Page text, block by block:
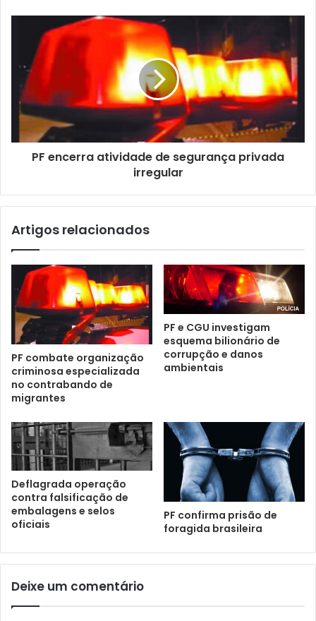
PF encerra atividade de segurança privada
irregular
Artigos relacionados
PF combate organização
criminosa especializada
no contrabando de
migrantes
PF e CGU investigam
esquema bilionário de
corrupção e danos
ambientais
Deflagrada operação
contra falsificação de
embalagens e selos
oficiais
PF confirma prisão de
foragida brasileira
Deixe um comentário